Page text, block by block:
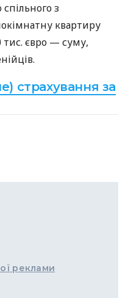
з
квартиру
тис. євро — суму,
страхування за
реклами